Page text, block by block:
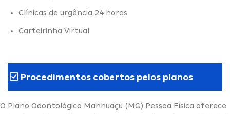
Clínicas de urgência 24 horas
Carteirinha Virtual
Procedimentos cobertos pelos planos
O Plano Odontológico Manhuaçu (MG) Pessoa Física oferece